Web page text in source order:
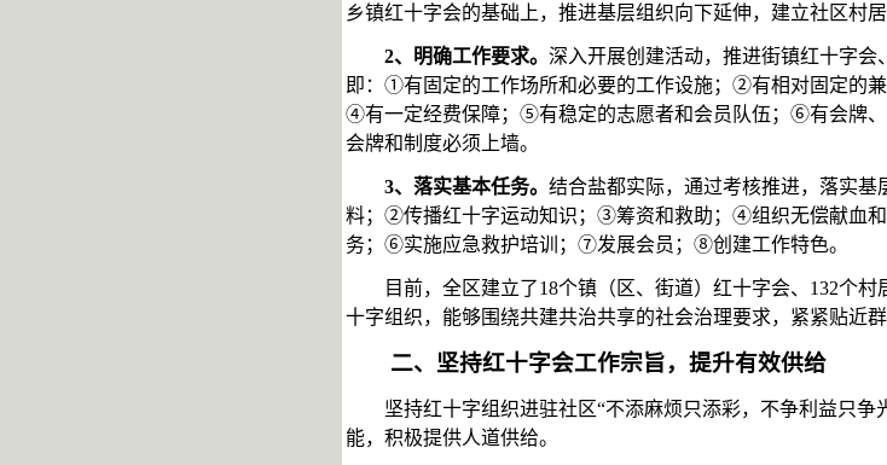
乡镇红十字会的基础上，推进基层组织向下延伸，建立社区村居
2、明确工作要求。深入开展创建活动，推进街镇红十字会
即：①有固定的工作场所和必要的工作设施；②有相对固定的
④有一定经费保障；⑤有稳定的志愿者和会员队伍；⑥有会牌、
会牌和制度必须上墙。
3、落实基本任务。结合盐都实际，通过考核推进，落实基
料；②传播红十字运动知识；③筹资和救助；④组织无偿献血
务；⑥实施应急救护培训；⑦发展会员；⑧创建工作特色。
目前，全区建立了18个镇（区、街道）红十字会、132个
十字组织，能够围绕共建共治共享的社会治理要求，紧紧贴近
二、坚持红十字会工作宗旨，提升有效供给
坚持红十字组织进驻社区“不添麻烦只添彩，不争利益只争
能，积极提供人道供给。